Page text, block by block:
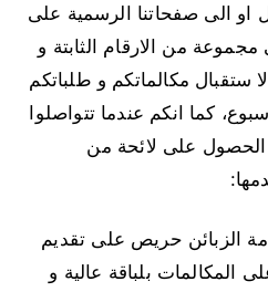
او الى صفحاتنا الرسمية على
من الارقام الثابتة و
ستقبال مكالماتكم و طلباتكم
كما انكم عندما تتواصلوا
الحصول على لائحة من
الزبائن حريص على تقديم
المكالمات بلباقة عالية و